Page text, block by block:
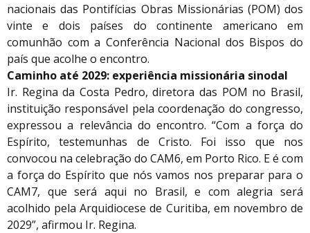
nacionais das Pontifícias Obras Missionárias (POM) dos
vinte e dois países do continente americano em
comunhão com a Conferência Nacional dos Bispos do
país que acolhe o encontro.
Caminho até 2029: experiência missionária sinodal
Ir. Regina da Costa Pedro, diretora das POM no Brasil,
instituição responsável pela coordenação do congresso,
expressou a relevância do encontro. “Com a força do
Espírito, testemunhas de Cristo. Foi isso que nos
convocou na celebração do CAM6, em Porto Rico. E é com
a força do Espírito que nós vamos nos preparar para o
CAM7, que será aqui no Brasil, e com alegria será
acolhido pela Arquidiocese de Curitiba, em novembro de
2029”, afirmou Ir. Regina.